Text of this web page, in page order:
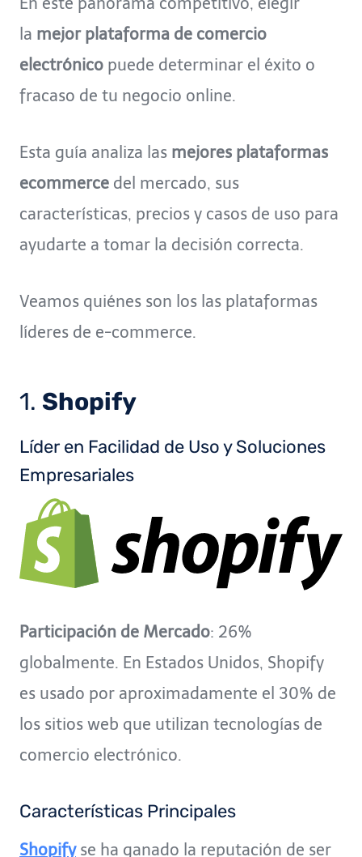
la mejor plataforma de comercio
electrónico puede determinar el éxito o
fracaso de tu negocio online.
Esta guía analiza las mejores plataformas
ecommerce del mercado, sus
características, precios y casos de uso para
ayudarte a tomar la decisión correcta.
Veamos quiénes son los las plataformas
líderes de e-commerce.
1. Shopify
Líder en Facilidad de Uso y Soluciones
Empresariales
Participación de Mercado: 26%
globalmente. En Estados Unidos, Shopify
es usado por aproximadamente el 30% de
los sitios web que utilizan tecnologías de
comercio electrónico.
Características Principales
Shopifyse ha ganado la reputación de ser